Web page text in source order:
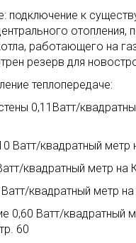
подключение к
отопления,
работающего на
резерв для
теплопередаче:
0,11Ватт/
Ватт/квадратный метр
квадратный метр на
квадратный метр
0,60 Ватт/квадратный
60